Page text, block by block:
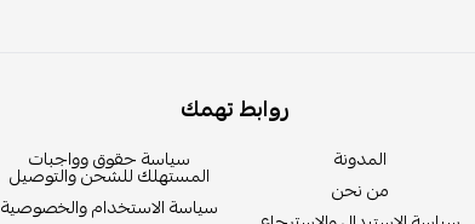
روابط تهمك
المدونة
من نحن
سياسة حقوق وواجبات
المستهلك للشحن والتوصيل
سياسة الاستخدام والخصوصية